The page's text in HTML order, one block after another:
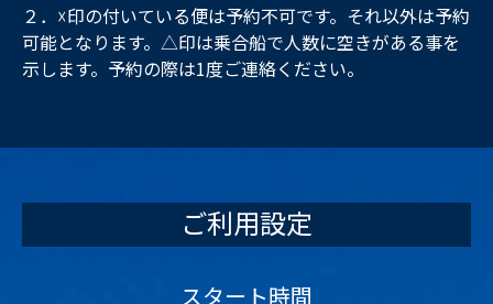
２．☓印の付いている便は予約不可です。それ以外は予約
可能となります。△印は乗合船で人数に空きがある事を
示します。予約の際は1度ご連絡ください。
ご利用設定
スタート時間